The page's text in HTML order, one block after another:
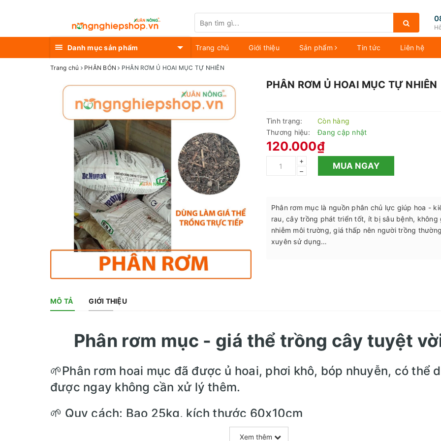
Danh mục sản phẩm Trang chủ Giới thiệu Sản phẩm Tin tức Liên hệ
Trang chủ PHÂN BÓN PHÂN RƠM Ủ HOAI MỤC TỰ NHIÊN
PHÂN RƠM Ủ HOAI MỤC TỰ NHIÊN
Tình trạng:
Còn hàng
Thương hiệu:
Đang cập nhật
120.000₫
+
–
MUA NGAY
Phân rơm mục là nguồn phân chủ lực giúp hoa -
rau, cây trồng phát triển tốt, ít bị sâu bệnh, không
nhiễm môi trường, giá thấp nên người trồng thường
xuyên sử dụng…
MÔ TẢ GIỚI THIỆU
Phân rơm mục - giá thể trồng cây tuyệt
🌱Phân rơm hoai mục đã được ủ hoai, phơi khô, bóp nhuyễn, có thể
được ngay không cần xử lý thêm.
🌱 Quy cách: Bao 25kg, kích thước 60x10cm
Xem thêm